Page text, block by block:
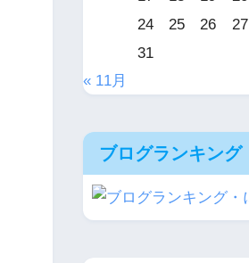
24
25 26 27
31
« 11月
ブログランキング